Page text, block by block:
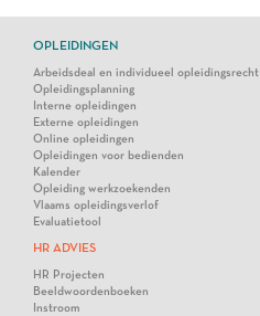
OPLEIDINGEN
Arbeidsdeal en individueel opleidingsrecht
Opleidingsplanning
Interne opleidingen
Externe opleidingen
Online opleidingen
Opleidingen voor bedienden
Kalender
Opleiding werkzoekenden
Vlaams opleidingsverlof
Evaluatietool
HR ADVIES
HR Projecten
Beeldwoordenboeken
Instroom